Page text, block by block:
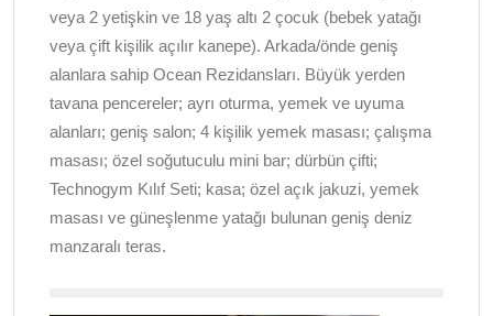
veya 2 yetişkin ve 18 yaş altı 2 çocuk (bebek yatağı
veya çift kişilik açılır kanepe). Arkada/önde geniş
alanlara sahip Ocean Rezidansları. Büyük yerden
tavana pencereler; ayrı oturma, yemek ve uyuma
alanları; geniş salon; 4 kişilik yemek masası; çalışma
masası; özel soğutuculu mini bar; dürbün çifti;
Technogym Kılıf Seti; kasa; özel açık jakuzi, yemek
masası ve güneşlenme yatağı bulunan geniş deniz
manzaralı teras.